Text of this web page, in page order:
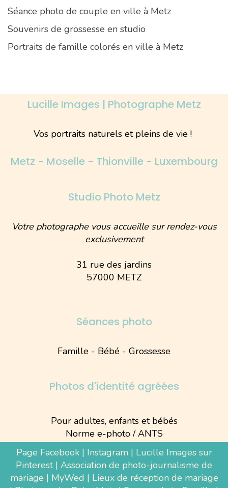
Séance photo de couple en ville à Metz
Souvenirs de grossesse en studio
Portraits de famille colorés en ville à Metz
Lucille Images | Photographe Metz
Vos portraits naturels et pleins de vie !
Metz - Moselle - Thionville - Luxembourg
Studio Photo Metz
Votre photographe vous accueille sur rendez-vous
exclusivement
31 rue des jardins
57000 METZ
Séances photo
Famille - Bébé - Grossesse
Photos d'identité agréées
Pour adultes, enfants et bébés
Norme e-photo / ANTS
Page Facebook| Instagram| Lucille Images sur
Pinterest| Association de photo-journalisme de
mariage | MyWed | Lieux de réception de mariage